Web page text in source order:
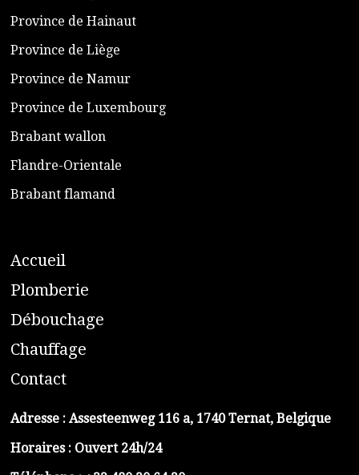
​Province de Hainaut
Province de Liège
​Province de Namur
​Province de Luxembourg
​Brabant wallon
​Flandre-Orientale
​Brabant flamand
Accueil
​Plomberie
Débouchage
Chauffage
Contact
Adresse : Assesteenweg 116 a, 1740 Ternat, Belgique
Horaires : Ouvert 24h/24